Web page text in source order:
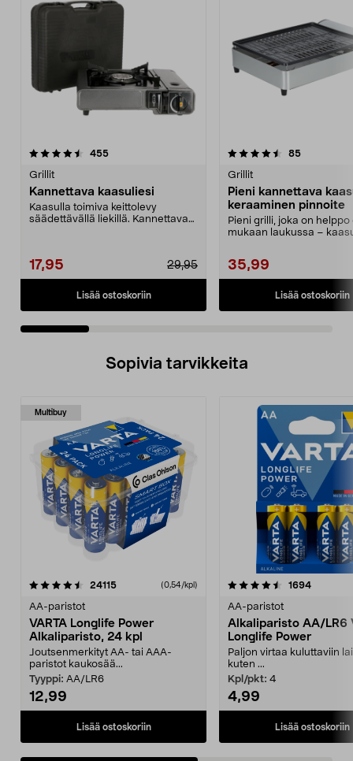
455arvostelut
Grillit
Kannettava kaasuliesi
Kaasulla toimiva keittolevy
säädettävällä liekillä. Kannettava
17,95 29,95
Lisää ostoskoriin
4.5 viidestä
85arvostelut
Grillit
Pieni kannettava
keraaminen pinnoite
Pieni grilli, joka on helppo
mukaan laukussa –
35,99
Lisää ostoskoriin
4.5 viidestä
Sopivia tarvikkeita
Multibuy
24115arvostelut(0,54/kpl)
AA-paristot
VARTA Longlife Power
Alkaliparisto, 24 kpl
Joutsenmerkityt AA- tai AAA-
paristot kaukosää...
Tyyppi: AA/LR6
12,99
Lisää ostoskoriin
4.5viidestä
1694
AA-paristot
Alkaliparisto AA/LR6
Longlife Power
Paljon virtaa kuluttaviin
kuten ...
Kpl/pkt: 4
4,99
Lisää ostoskoriin
4.5viidestä